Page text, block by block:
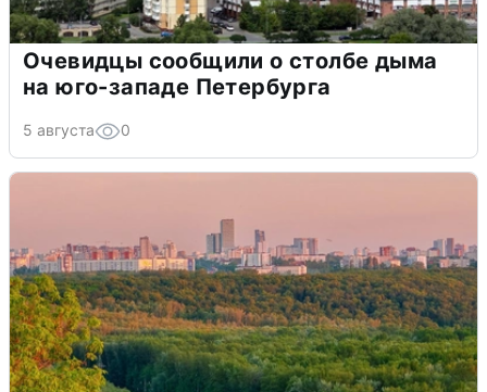
Очевидцы сообщили о столбе дыма
на юго-западе Петербурга
5 августа 0